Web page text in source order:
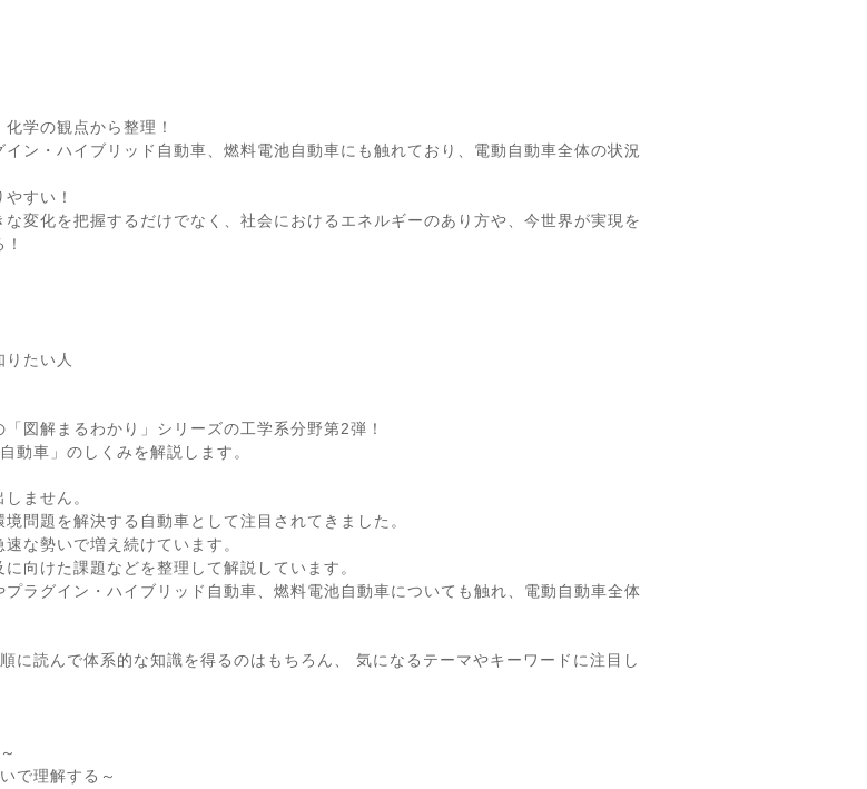
学の観点から整理！
ン・ハイブリッド自動車、燃料電池自動車にも触れており、電動自動車全体の状況
すい！
変化を把握するだけでなく、社会におけるエネルギーのあり方や、今世界が実現を
りたい人
図解まるわかり」シリーズの工学系分野第2弾！
動車」のしくみを解説します。
ません。
問題を解決する自動車として注目されてきました。
な勢いで増え続けています。
向けた課題などを整理して解説しています。
ラグイン・ハイブリッド自動車、燃料電池自動車についても触れ、電動自動車全体
に読んで体系的な知識を得るのはもちろん、 気になるテーマやキーワードに注目し
で理解する～